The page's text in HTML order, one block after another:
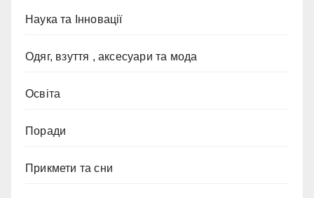
Наука та Інновації
Одяг, взуття , аксесуари та мода
Освіта
Поради
Прикмети та сни